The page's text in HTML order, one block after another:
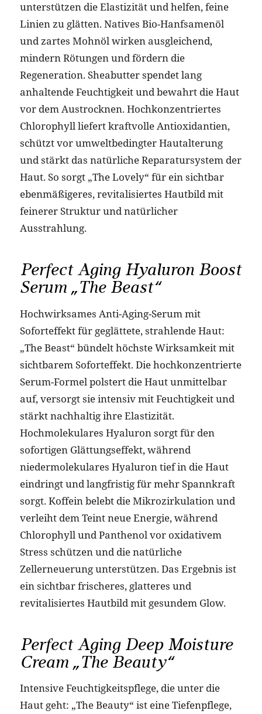
unterstützen die Elastizität und helfen, feine
Linien zu glätten. Natives Bio-Hanfsamenöl
und zartes Mohnöl wirken ausgleichend,
mindern Rötungen und fördern die
Regeneration. Sheabutter spendet lang
anhaltende Feuchtigkeit und bewahrt die Haut
vor dem Austrocknen. Hochkonzentriertes
Chlorophyll liefert kraftvolle Antioxidantien,
schützt vor umweltbedingter Hautalterung
und stärkt das natürliche Reparatursystem der
Haut. So sorgt „The Lovely“ für ein sichtbar
ebenmäßigeres, revitalisiertes Hautbild mit
feinerer Struktur und natürlicher
Ausstrahlung.
Perfect Aging Hyaluron Boost
Serum „The Beast“
Hochwirksames Anti-Aging-Serum mit
Soforteffekt für geglättete, strahlende Haut:
„The Beast“ bündelt höchste Wirksamkeit mit
sichtbarem Soforteffekt. Die hochkonzentrierte
Serum-Formel polstert die Haut unmittelbar
auf, versorgt sie intensiv mit Feuchtigkeit und
stärkt nachhaltig ihre Elastizität.
Hochmolekulares Hyaluron sorgt für den
sofortigen Glättungseffekt, während
niedermolekulares Hyaluron tief in die Haut
eindringt und langfristig für mehr Spannkraft
sorgt. Koffein belebt die Mikrozirkulation und
verleiht dem Teint neue Energie, während
Chlorophyll und Panthenol vor oxidativem
Stress schützen und die natürliche
Zellerneuerung unterstützen. Das Ergebnis ist
ein sichtbar frischeres, glatteres und
revitalisiertes Hautbild mit gesundem Glow.
Perfect Aging Deep Moisture
Cream „The Beauty“
Intensive Feuchtigkeitspflege, die unter die
Haut geht: „The Beauty“ ist eine Tiefenpflege,